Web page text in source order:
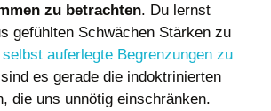
zu betrachten. Du lernst
gefühlten Schwächen Stärken zu
selbst auferlegte Begrenzungen zu
es gerade die indoktrinierten
die uns unnötig einschränken.